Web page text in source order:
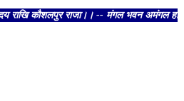
कौशलपुर राजा।। -- मंगल भवन अमंगल हारी।